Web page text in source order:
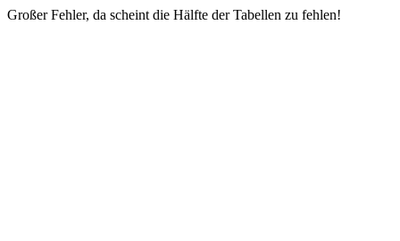
Großer Fehler, da scheint die Hälfte der Tabellen zu fehlen!